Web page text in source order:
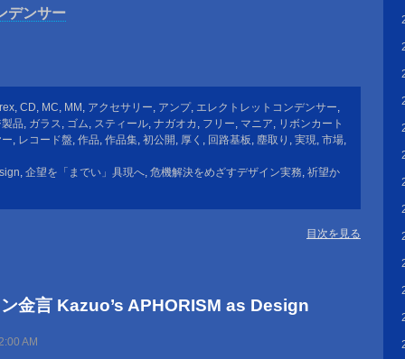
デンサー
, CD, MC, MM , アクセサリー, アンプ, エレクトレットコンデンサー,
品, ガラス, ゴム, スティール, ナガオカ , フリー, マニア, リボンカート
, レコード盤, 作品, 作品集, 初公開 , 厚く , 回路基板, 塵取り , 実現, 市場,
, 企望を「までい」具現へ, 危機解決をめざすデザイン実務, 祈望か
目次を見る
金言 Kazuo’s APHORISM as Design
AM